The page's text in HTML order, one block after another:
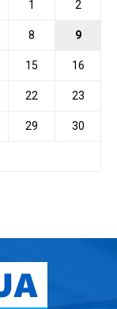
1 2
8 9
15 16
22 23
29 30